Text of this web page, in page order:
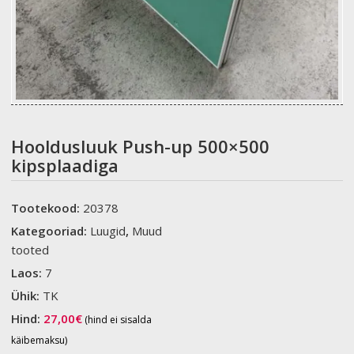
Hooldusluuk Push-up 500×500
kipsplaadiga
Tootekood: 20378
Kategooriad: Luugid, Muud
tooted
Laos: 7
Ühik: TK
Hind: 27,00€ (hind ei sisalda
käibemaksu)